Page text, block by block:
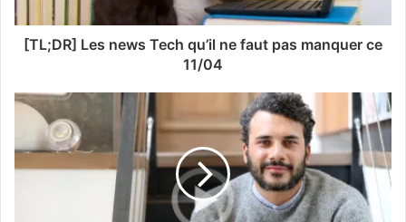
[TL;DR] Les news Tech qu’il ne faut pas manquer ce
11/04